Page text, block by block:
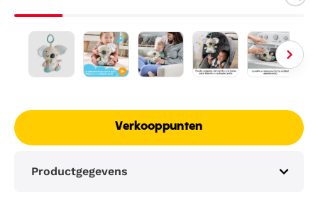
Verkooppunten
Productgegevens